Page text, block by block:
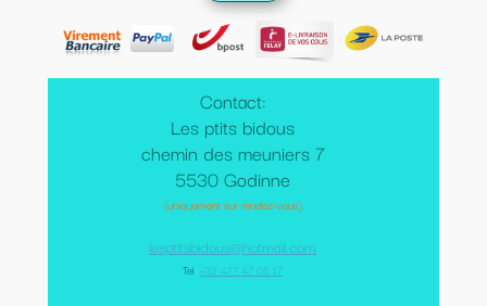
Contact:
Les ptits bidous
chemin des meuniers 7
5530 Godinne
(uniquement sur rendez-vous)
lesptitsbidous@hotmail.com
Tel: +32 477 47 05 17